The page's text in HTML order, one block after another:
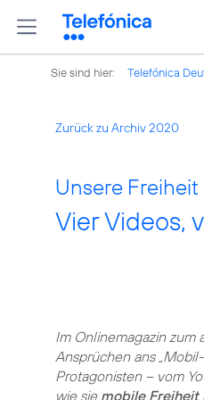
Sie sind hier: Telefónica
Zurück zu Archiv 2020
Unsere Freiheit
Vier Videos,
Im Onlinemagazin
Ansprüchen ans
Protagonisten – vom
wie sie mobile Freiheit